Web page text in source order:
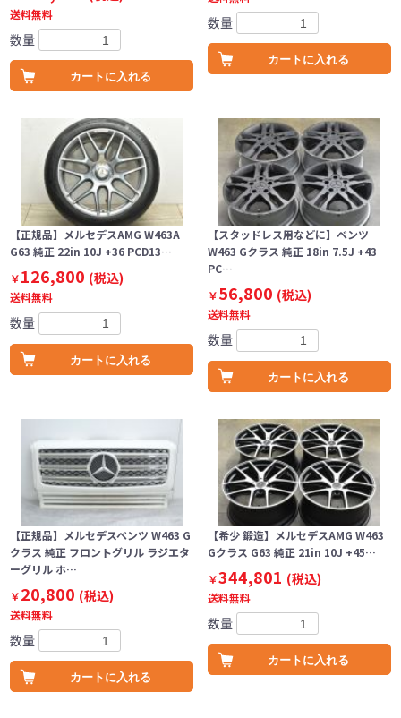
送料無料
数量
カートに入れる
数量
カートに入れる
【正規品】メルセデスAMG W463A
G63 純正 22in 10J +36 PCD13…
￥126,800 (税込)
送料無料
数量
カートに入れる
【スタッドレス用などに】ベンツ
W463 Gクラス 純正 18in 7.5J +43
PC…
￥56,800 (税込)
送料無料
数量
カートに入れる
【正規品】メルセデスベンツ W463 G
クラス 純正 フロントグリル ラジエタ
ーグリル ホ…
￥20,800 (税込)
送料無料
数量
カートに入れる
【希少 鍛造】メルセデスAMG W463
Gクラス G63 純正 21in 10J +45…
￥344,801 (税込)
送料無料
数量
カートに入れる